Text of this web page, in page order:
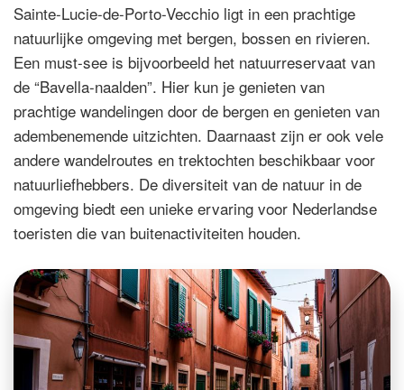
Sainte-Lucie-de-Porto-Vecchio ligt in een prachtige
natuurlijke omgeving met bergen, bossen en rivieren.
Een must-see is bijvoorbeeld het natuurreservaat van
de “Bavella-naalden”. Hier kun je genieten van
prachtige wandelingen door de bergen en genieten van
adembenemende uitzichten. Daarnaast zijn er ook vele
andere wandelroutes en trektochten beschikbaar voor
natuurliefhebbers. De diversiteit van de natuur in de
omgeving biedt een unieke ervaring voor Nederlandse
toeristen die van buitenactiviteiten houden.